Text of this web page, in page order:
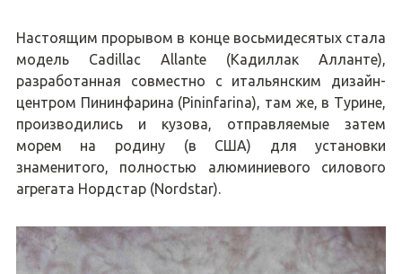
Настоящим прорывом в конце восьмидесятых стала
модель Cadillac Allante (Кадиллак Алланте),
разработанная совместно с итальянским дизайн-
центром Пининфарина (Pininfarina), там же, в Турине,
производились и кузова, отправляемые затем
морем на родину (в США) для установки
знаменитого, полностью алюминиевого силового
агрегата Нордстар (Nordstar).